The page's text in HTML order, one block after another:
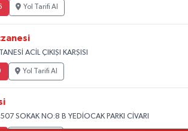
Yol Tarifi Al
ACİL ÇIKIŞI KARŞISI
Yol Tarifi Al
SOKAK NO:8 B YEDİOCAK PARKI CİVARI